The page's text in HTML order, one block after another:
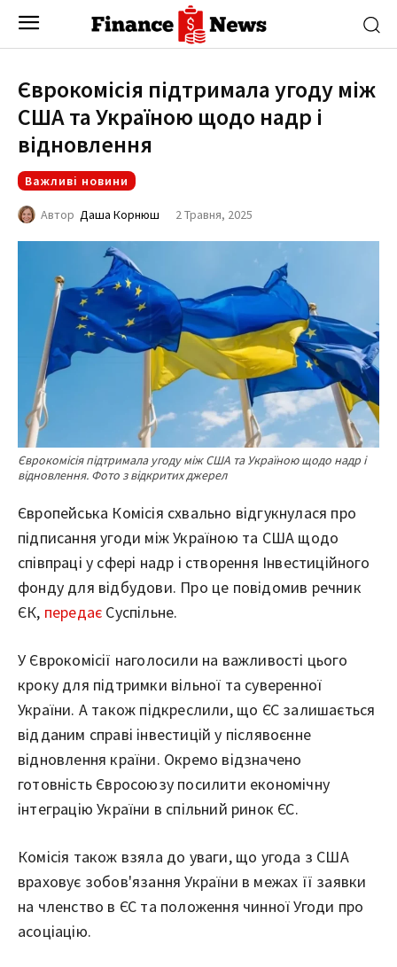
Єврокомісія підтримала угоду між
США та Україною щодо надр і
відновлення
Важливі новини
Автор Даша Корнюш 2 Травня, 2025
Єврокомісія підтримала угоду між США та Україною щодо надр і
відновлення. Фото з відкритих джерел
Європейська Комісія схвально відгукнулася про
підписання угоди між Україною та США щодо
співпраці у сфері надр і створення Інвестиційного
фонду для відбудови. Про це повідомив речник
ЄК, передає Суспільне.
У Єврокомісії наголосили на важливості цього
кроку для підтримки вільної та суверенної
України. А також підкреслили, що ЄС залишається
відданим справі інвестицій у післявоєнне
відновлення країни. Окремо відзначено
готовність Євросоюзу посилити економічну
інтеграцію України в спільний ринок ЄС.
Комісія також взяла до уваги, що угода з США
враховує зобов'язання України в межах її заявки
на членство в ЄС та положення чинної Угоди про
асоціацію.